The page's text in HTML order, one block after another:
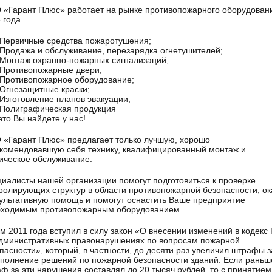
Плюс» работает на рынке противопожарного
Первичные средства пожаротушения;
Продажа и обслуживание, перезарядка огнетушителей;
Монтаж охранно-пожарных сигнализаций;
Противопожарные двери;
Противопожарное оборудование;
Огнезащитные краски;
Изготовление планов эвакуации;
Полиграфическая продукция
Вы найдете у нас!
Плюс» предлагает только лучшую, хорошо
себя технику, квалифицированный монтаж и
обслуживание.
нашей организации помогут подготовиться к проверке
структур в области противопожарной безопасности,
помощь и помогут оснастить Ваше предприятие
противопожарным оборудованием.
2011 года вступил в силу закон «О внесении изменений в кодекс
правонарушениях по вопросам пожарной
который, в частности, до десяти раз увеличил штрафы
решений по пожарной безопасности зданий. Если
за эти нарушения составлял до 20 тысяч рублей, то с принятием